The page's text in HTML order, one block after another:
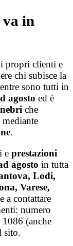
in
propri clienti e
chi subisce la
sono tutti in
agosto ed è
che
mediante
.
e prestazioni
agosto in tutta
Lodi,
Varese,
a contattare
numero
(anche
sito.